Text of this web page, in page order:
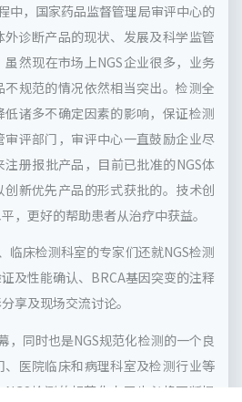
，国家药品监督管理局审评中心的
外诊断产品的现状、发展及科学监管
然现在市场上NGS企业很多，业务
规范的情况依然相当突出。检测全
诸多不确定因素的影响，保证检测
评部门，审评中心一直鼓励企业尽
册报批产品，目前已批准的NGS体
新优先产品的形式获批的。技术创
，更好的帮助患者从治疗中获益。
床检测科室的专家们还就NGS检测
及性能确认、BRCA基因突变的注释
享及现场交流讨论。
同时也是NGS规范化检测的一个良
医院临床和病理科室及检测行业等
检测的规范化水平也必将不断提